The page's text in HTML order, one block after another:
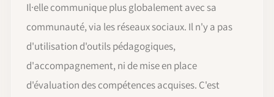
Il·elle communique plus globalement avec sa
communauté, via les réseaux sociaux. Il n'y a pas
d'utilisation d'outils pédagogiques,
d'accompagnement, ni de mise en place
d'évaluation des compétences acquises. C'est